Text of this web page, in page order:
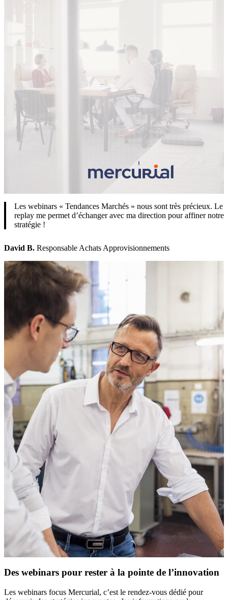
Les webinars « Tendances Marchés » nous sont très précieux. Le
replay me permet d’échanger avec ma direction pour affiner notre
stratégie !
David B. Responsable Achats Approvisionnements
Des webinars pour rester à la pointe de l’innovation
Les webinars focus Mercurial, c’est le rendez-vous dédié pour